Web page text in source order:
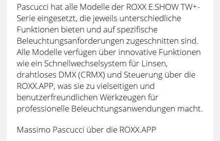
Pascucci hat alle Modelle der ROXX E.SHOW TW+-
Serie eingesetzt, die jeweils unterschiedliche
Funktionen bieten und auf spezifische
Beleuchtungsanforderungen zugeschnitten sind.
Alle Modelle verfügen über innovative Funktionen
wie ein Schnellwechselsystem für Linsen,
drahtloses DMX (CRMX) und Steuerung über die
ROXX.APP, was sie zu vielseitigen und
benutzerfreundlichen Werkzeugen für
professionelle Beleuchtungsanwendungen macht.
Massimo Pascucci über die ROXX.APP